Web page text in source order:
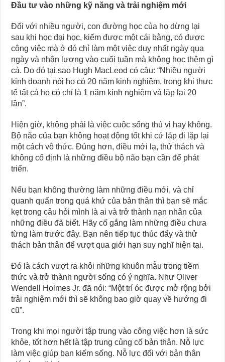
Đầu tư vào những kỹ năng và trải nghiệm mới
Đối với nhiều người, con đường học của họ dừng lại
sau khi học đại học, kiếm được một cái bằng, có được
công việc mà ở đó chỉ làm một việc duy nhất ngày qua
ngày và nhận lương vào cuối tuần mà không học thêm gì
cả. Do đó tại sao Hugh MacLeod có câu: “Nhiều người
kinh doanh nói họ có 20 năm kinh nghiệm, trong khi thực
tế tất cả họ có chỉ là 1 năm kinh nghiệm và lặp lại 20
lần”.
Hiện giờ, không phải là việc cuộc sống thú vị hay không.
Bộ não của bạn không hoạt động tốt khi cứ lặp đi lặp lại
một cách vô thức. Đúng hơn, điều mới lạ, thử thách và
không cố định là những điều bộ não bạn cần để phát
triển.
Nếu bạn không thường làm những điều mới, và chỉ
quanh quẩn trong quá khứ của bản thân thì bạn sẽ mắc
kẹt trong câu hỏi mình là ai và trở thành nạn nhân của
những điều đã biết. Hãy cố gắng làm những điều chưa
từng làm trước đây. Bạn nên tiếp tục thúc đẩy và thử
thách bản thân để vượt qua giới hạn suy nghĩ hiện tại.
Đó là cách vượt ra khỏi những khuôn mẫu trong tiềm
thức và trở thành người sống có ý nghĩa. Như Oliver
Wendell Holmes Jr. đã nói: “Một trí óc được mở rộng bởi
trải nghiệm mới thì sẽ không bao giờ quay về hướng đi
cũ”.
Trong khi mọi người tập trung vào công việc hơn là sức
khỏe, tốt hơn hết là tập trung củng cố bản thân. Nỗ lực
làm việc giúp bạn kiếm sống. Nỗ lực đối với bản thân